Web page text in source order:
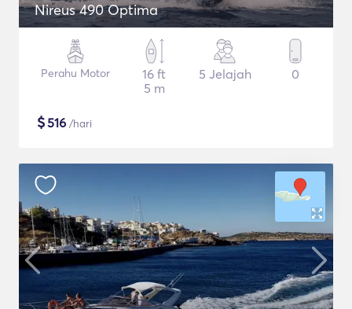
Nireus 490 Optima
Perahu Motor
16 ft
5 m
5 Jelajah 0
$516 /hari